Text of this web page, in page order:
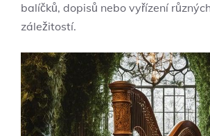
balíčků, dopisů nebo vyřízení
záležitostí.